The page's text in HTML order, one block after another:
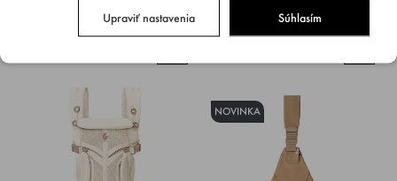
Skladom Skladom
NOVINKA
Upraviť nastavenia Súhlasím